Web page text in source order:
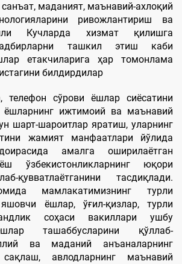
маданият, маънавий-ахлоқий
ривожлантириш ва
Кучларда хизмат қилишга
ташкил этиш каби
етакчиларига ҳар томонлама
билдирдилар
телефон сўрови ёшлар сиёсатини
ижтимоий ва маънавий
шарт-шароитлар яратиш, уларнинг
жамият манфаатлари йўлида
амалга оширилаётган
ўзбекистонликларнинг юқори
қувватлаётганини тасдиқлади.
мамлакатимизнинг турли
ёшлар, ўғил-қизлар, турли
соҳаси вакиллари ушбу
ташаббусларини қўллаб-
ва маданий анъаналарнинг
сақлаш, авлодларнинг маънавий